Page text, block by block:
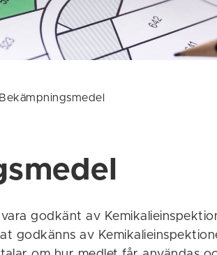
Bekämpningsmedel
godkänt av
godkänns av